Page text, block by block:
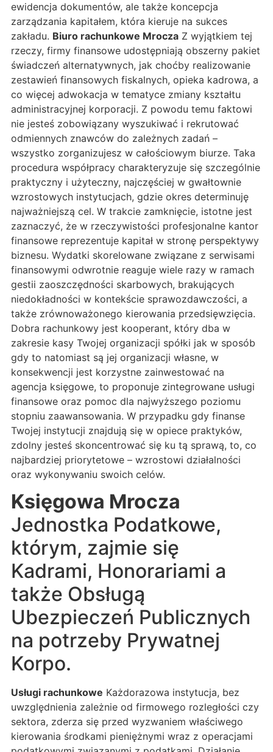
ewidencja dokumentów, ale także koncepcja
zarządzania kapitałem, która kieruje na sukces
zakładu. Biuro rachunkowe Mrocza Z wyjątkiem tej
rzeczy, firmy finansowe udostępniają obszerny pakiet
świadczeń alternatywnych, jak choćby realizowanie
zestawień finansowych fiskalnych, opieka kadrowa, a
co więcej adwokacja w tematyce zmiany kształtu
administracyjnej korporacji. Z powodu temu faktowi
nie jesteś zobowiązany wyszukiwać i rekrutować
odmiennych znawców do zależnych zadań –
wszystko zorganizujesz w całościowym biurze. Taka
procedura współpracy charakteryzuje się szczególnie
praktyczny i użyteczny, najczęściej w gwałtownie
wzrostowych instytucjach, gdzie okres determinuję
najważniejszą cel. W trakcie zamknięcie, istotne jest
zaznaczyć, że w rzeczywistości profesjonalne kantor
finansowe reprezentuje kapitał w stronę perspektywy
biznesu. Wydatki skorelowane związane z serwisami
finansowymi odwrotnie reaguje wiele razy w ramach
gestii zaoszczędności skarbowych, brakujących
niedokładności w kontekście sprawozdawczości, a
także zrównoważonego kierowania przedsięwzięcia.
Dobra rachunkowy jest kooperant, który dba w
zakresie kasy Twojej organizacji spółki jak w sposób
gdy to natomiast są jej organizacji własne, w
konsekwencji jest korzystne zainwestować na
agencja księgowe, to proponuje zintegrowane usługi
finansowe oraz pomoc dla najwyższego poziomu
stopniu zaawansowania. W przypadku gdy finanse
Twojej instytucji znajdują się w opiece praktyków,
zdolny jesteś skoncentrować się ku tą sprawą, to, co
najbardziej priorytetowe – wzrostowi działalności
oraz wykonywaniu swoich celów.
Księgowa Mrocza
Jednostka Podatkowe,
którym, zajmie się
Kadrami, Honorariami a
także Obsługą
Ubezpieczeń Publicznych
na potrzeby Prywatnej
Korpo.
Usługi rachunkowe Każdorazowa instytucja, bez
uwzględnienia zależnie od firmowego rozległości czy
sektora, zderza się przed wyzwaniem właściwego
kierowania środkami pieniężnymi wraz z operacjami